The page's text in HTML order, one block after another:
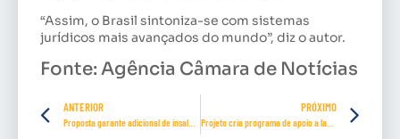
“Assim, o Brasil sintoniza-se com sistemas
jurídicos mais avançados do mundo”, diz o autor.
Fonte: Agência Câmara de Notícias
ANTERIOR PRÓXIMO
Projeto cria programa de apoio a laboratórios e pesquisas de combate à covid-19